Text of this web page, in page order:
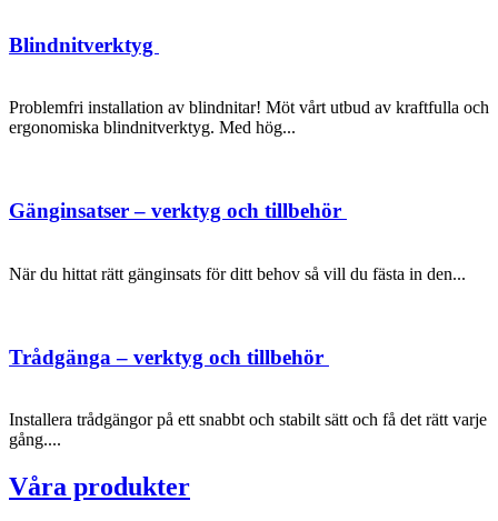
Blindnitverktyg
Problemfri installation av blindnitar! Möt vårt utbud av kraftfulla och
ergonomiska blindnitverktyg. Med hög...
Gänginsatser – verktyg och tillbehör
När du hittat rätt gänginsats för ditt behov så vill du fästa in den...
Trådgänga – verktyg och tillbehör
Installera trådgängor på ett snabbt och stabilt sätt och få det rätt varje
gång....
Våra produkter